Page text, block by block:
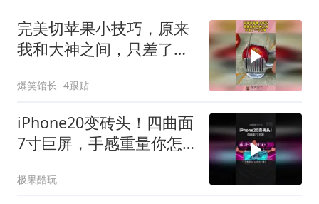
完美切苹果小技巧，原来
我和大神之间，只差了一
爆笑馆长 4跟贴
iPhone20变砖头！四曲面
7寸巨屏，手感重量你怎
极果酷玩